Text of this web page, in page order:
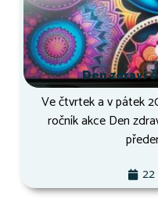
Den zdraví
Ve čtvrtek a v pátek
ročník akce Den